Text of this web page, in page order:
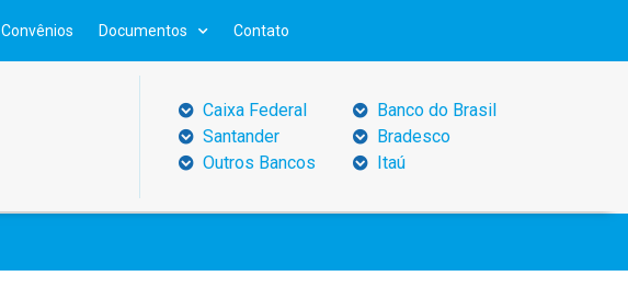
Convênios Documentos Contato
Caixa Federal
Santander
Outros Bancos
Banco do Brasil
Bradesco
Itaú